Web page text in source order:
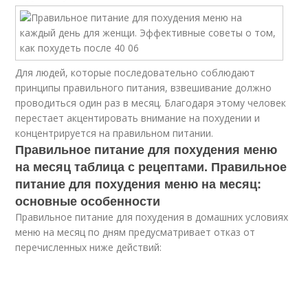
Для людей, которые последовательно соблюдают
принципы правильного питания, взвешивание должно
проводиться один раз в месяц. Благодаря этому человек
перестает акцентировать внимание на похудении и
концентрируется на правильном питании.
Правильное питание для похудения меню
на месяц таблица с рецептами. Правильное
питание для похудения меню на месяц:
основные особенности
Правильное питание для похудения в домашних условиях
меню на месяц по дням предусматривает отказ от
перечисленных ниже действий: